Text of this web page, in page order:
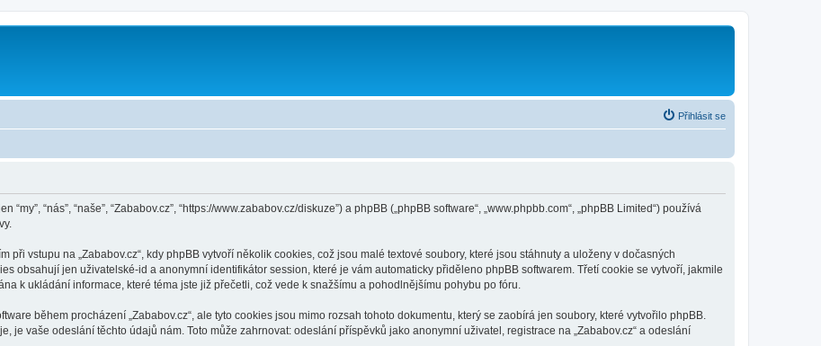
Přihlásit se
“nás”, “naše”, “Zababov.cz”, “https://www.zababov.cz/diskuze”) a phpBB („phpBB software“, „www.phpbb.com“, „phpBB Limited“) používá
při vstupu na „Zababov.cz“, kdy phpBB vytvoří několik cookies, což jsou malé textové soubory, které jsou stáhnuty a uloženy v dočasných
obsahují jen uživatelské-id a anonymní identifikátor session, které je vám automaticky přiděleno phpBB softwarem. Třetí cookie se vytvoří, jakmile
k ukládání informace, které téma jste již přečetli, což vede k snažšímu a pohodlnějšímu pohybu po fóru.
během procházení „Zababov.cz“, ale tyto cookies jsou mimo rozsah tohoto dokumentu, který se zaobírá jen soubory, které vytvořilo phpBB.
je vaše odeslání těchto údajů nám. Toto může zahrnovat: odeslání příspěvků jako anonymní uživatel, registrace na „Zababov.cz“ a odeslání